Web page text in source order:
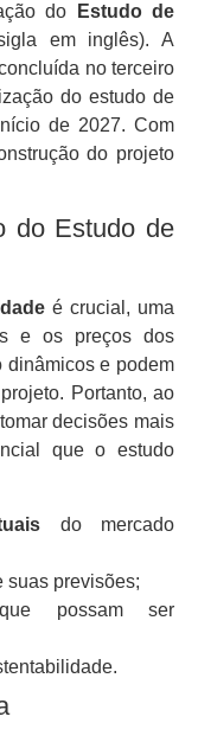
do
Estudo de
em inglês). A
no terceiro
do estudo de
de 2027. Com
do projeto
do Estudo de
é crucial, uma
e os preços dos
dinâmicos e podem
Portanto, ao
decisões mais
que o estudo
do mercado
suas previsões;
possam ser